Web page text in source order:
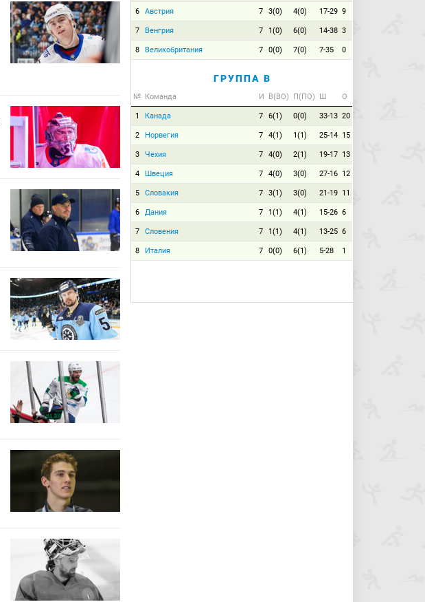
6 Австрия 7 3(0) 4(0) 17-29 9
7 Венгрия 7 1(0) 6(0) 14-38 3
8 Великобритания 7 0(0) 7(0) 7-35 0
ГРУППА B
№ Команда И В(ВО) П(ПО) Ш О
1 Канада 7 6(1) 0(0) 33-13 20
2 Норвегия 7 4(1) 1(1) 25-14 15
3 Чехия 7 4(0) 2(1) 19-17 13
4 Швеция 7 4(0) 3(0) 27-16 12
5 Словакия 7 3(1) 3(0) 21-19 11
6 Дания 7 1(1) 4(1) 15-26 6
7 Словения 7 1(1) 4(1) 13-25 6
8 Италия 7 0(0) 6(1) 5-28 1